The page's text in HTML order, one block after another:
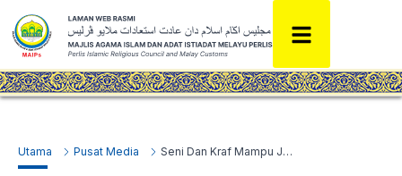
Utama Pusat Media Seni Dan Kraf Mampu Jana Pendapatan Lumayan – Raja Muda Perlis